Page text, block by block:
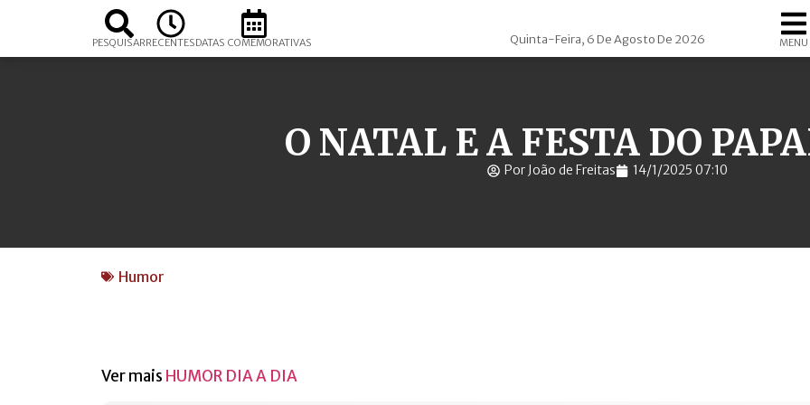
PESQUISARRECENTESDATAS COMEMORATIVAS Quinta-Feira, 6 De Agosto De 2026 MENU
O NATAL E A FESTA DO
Por João de Freitas 14/1/2025 07:10
Humor
Ver mais HUMOR DIA A DIA